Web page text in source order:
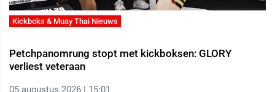
Kickboks & Muay Thai Nieuws
Petchpanomrung stopt met kickboksen: GLORY
verliest veteraan
05 augustus 2026 | 15:01